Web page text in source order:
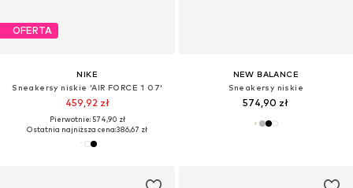
OFERTA
NIKE
Sneakersy niskie 'AIR FORCE 1 07'
459,92 zł
Pierwotnie: 574,90 zł
Ostatnia najniższa cena:386,67 zł
NEW BALANCE
Sneakersy niskie
574,90 zł